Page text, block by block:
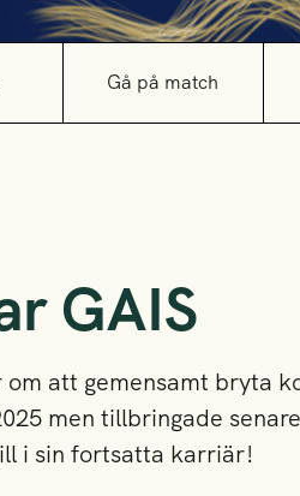
Gå på match
GAIS
om att gemensamt bryta
men tillbringade
i sin fortsatta karriär!